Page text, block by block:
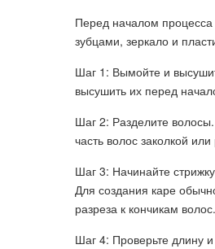
Перед началом процесса
зубцами, зеркало и
Шаг 1: Вымойте и
высушить их перед
Шаг 2: Разделите
часть волос заколкой или
Шаг 3: Начинайте
Для создания каре
разреза к кончикам волос.
Шаг 4: Проверьте длину